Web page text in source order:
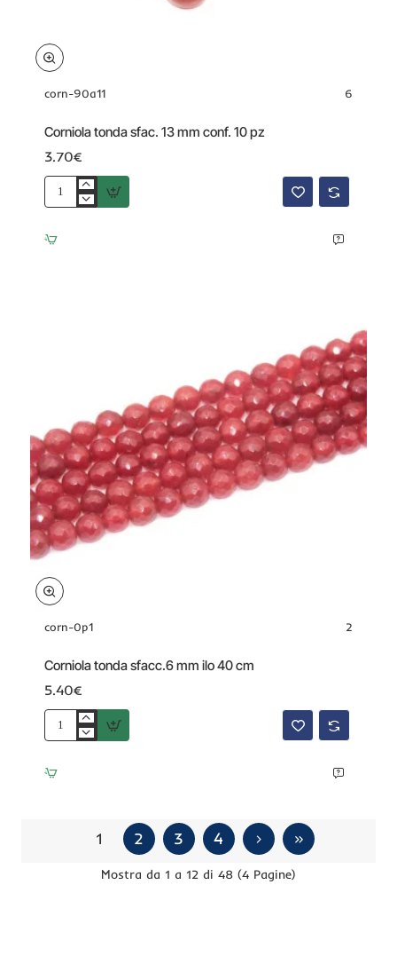
corn-90a11 6
Corniola tonda sfac. 13 mm conf. 10 pz
3.70€
Corniola
sfac.
13
corn-0p1 2
Corniola tonda sfacc.6 mm ilo 40 cm
5.40€
Corniola
sfacc.6
mm
1 2 3 4
Mostra da 1 a 12 di 48 (4 Pagine)